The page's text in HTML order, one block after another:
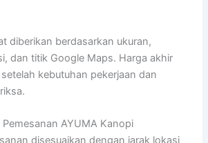
diberikan berdasarkan ukuran,
dan titik Google Maps. Harga akhir
kebutuhan pekerjaan dan
AYUMA Kanopi
disesuaikan dengan jarak lokasi